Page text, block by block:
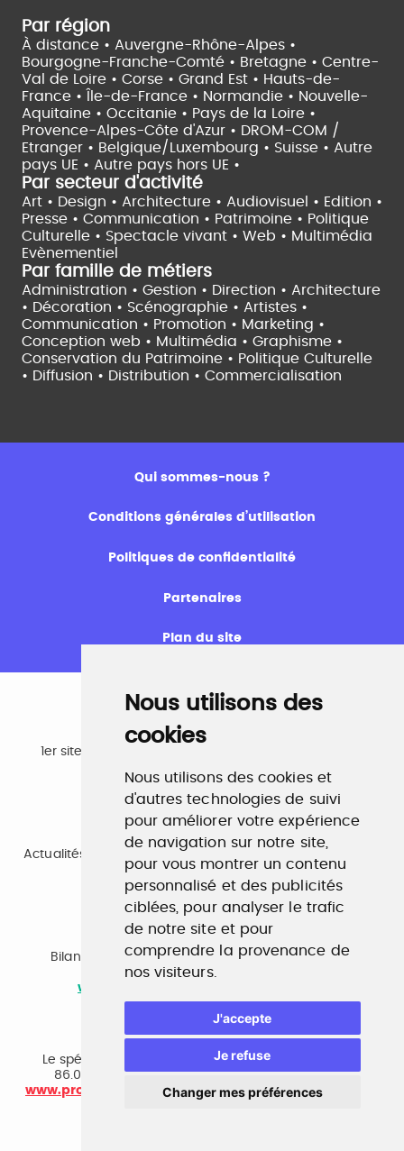
Nous utilisons des
cookies
Nous utilisons des cookies et
d'autres technologies de suivi
pour améliorer votre expérience
de navigation sur notre site,
pour vous montrer un contenu
personnalisé et des publicités
ciblées, pour analyser le trafic
de notre site et pour
comprendre la provenance de
nos visiteurs.
J'accepte
Je refuse
Changer mes préférences
Par région
À distance • Auvergne-Rhône-Alpes •
Bourgogne-Franche-Comté • Bretagne • Centre-
Val de Loire • Corse • Grand Est • Hauts-de-
France •
Île-de-France • Normandie • Nouvelle-
Aquitaine • Occitanie • Pays de la Loire •
Provence-Alpes-Côte d'Azur • DROM-COM /
Etranger • Belgique/Luxembourg • Suisse • Autre
pays UE • Autre pays hors UE •
Par secteur d'activité
Art • Design • Architecture • Audiovisuel • Edition •
Presse • Communication • Patrimoine • Politique
Culturelle • Spectacle vivant • Web • Multimédia
Evènementiel
Par famille de métiers
Administration • Gestion • Direction • Architecture
• Décoration • Scénographie • Artistes •
Communication • Promotion • Marketing •
Conception web • Multimédia • Graphisme •
Conservation du Patrimoine • Politique Culturelle
• Diffusion • Distribution • Commercialisation
Qui sommes-nous ?
Conditions générales d’utilisation
Politiques de confidentialité
Partenaires
Plan du site
Emploi
1er site emploi du secteur culturel 784.000 visites et
www.profilculture.com
Formation
Actualités, guide et annuaire des formations aux métiers
de la culture.
www.profilculture-formation.com
Accompagnement professionnel
Bilan de compétences, coaching, techniques de
recherche d'emploi, entretien conseil.
www.profilculture-competences.com
Le spécialiste du secteur culturel, une cvthèque de
86.000 CV et réseau unique de professionnels.
www.profilculture-conseil.com/cabinet-recrutement